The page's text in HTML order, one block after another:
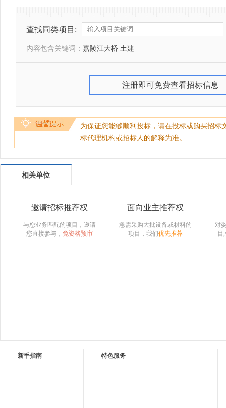
查找同类项目:
内容包含关键词： 嘉陵江大桥 土建
注册即可免费查看招标信息
为保证您能够顺利投标，请在投标或购买招
标代理机构或招标人的解释为准。
相关单位
邀请招标推荐权
与您业务匹配的项目，邀请
您直接参与， 免资格预审
面向业主推荐权
急需采购大批设备或材料的
项目，我们优先推荐
对
目
新手指南 特色服务